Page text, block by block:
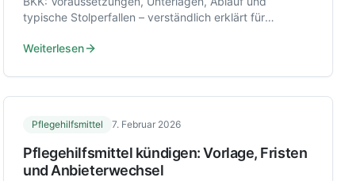
typische Stolperfallen – verständlich erklärt für
Weiterlesen
Pflegehilfsmittel 7. Februar 2026
Pflegehilfsmittel kündigen: Vorlage, Fristen
und Anbieterwechsel